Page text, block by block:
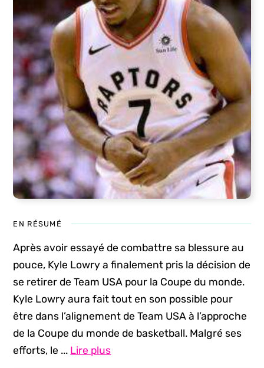
EN RÉSUMÉ
Après avoir essayé de combattre sa blessure au
pouce, Kyle Lowry a finalement pris la décision de
se retirer de Team USA pour la Coupe du monde.
Kyle Lowry aura fait tout en son possible pour
être dans l’alignement de Team USA à l’approche
de la Coupe du monde de basketball. Malgré ses
efforts, le ... Lire plus